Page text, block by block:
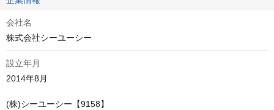
会社名
株式会社シーユーシー
設立年月
2014年8月
(株)シーユーシー【9158】